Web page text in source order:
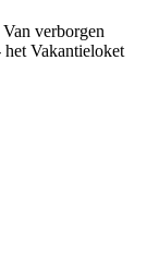
verborgen
Vakantieloket